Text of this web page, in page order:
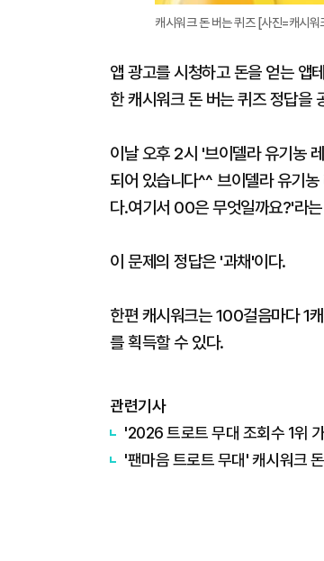
캐시워크 돈 버는 퀴즈 [사진=캐시워
앱 광고를 시청하고 돈을 얻는 앱
한 캐시워크 돈 버는 퀴즈 정답을
이날 오후 2시 '브이델라 유기농
되어 있습니다^^ 브이델라 유기
다.여기서 00은 무엇일까요?'라
이 문제의 정답은 '과채'이다.
한편 캐시워크는 100걸음마다 1
를 획득할 수 있다.
관련기사
'2026 트로트 무대 조회수 1위
'팬마음 트로트 무대' 캐시워크